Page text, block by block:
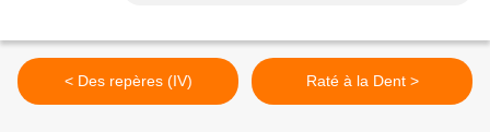
< Des repères (IV) Raté à la Dent >